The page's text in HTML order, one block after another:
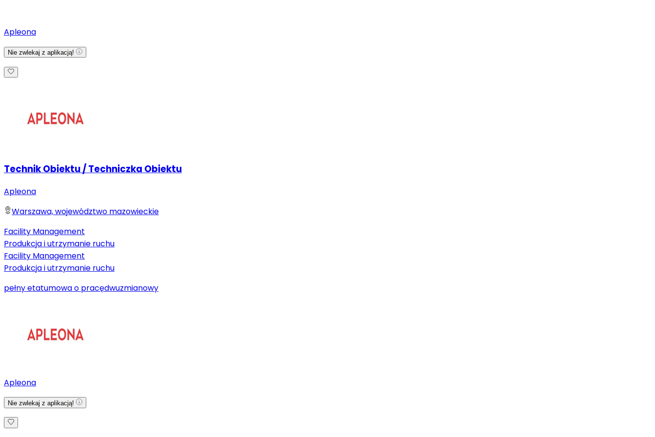
Apleona
Nie zwlekaj z aplikacją!
Technik Obiektu / Techniczka Obiektu
Apleona
Warszawa, województwo mazowieckie
Facility Management
Produkcja i utrzymanie ruchu
Facility Management
Produkcja i utrzymanie ruchu
pełny etatumowa o pracędwuzmianowy
Apleona
Nie zwlekaj z aplikacją!